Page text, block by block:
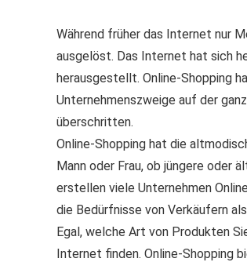
Während früher das Internet nur
ausgelöst. Das Internet hat sich
herausgestellt. Online-Shopping
Unternehmenszweige auf der
überschritten.
Online-Shopping hat die
Mann oder Frau, ob jüngere oder
erstellen viele Unternehmen
die Bedürfnisse von Verkäufern
Egal, welche Art von Produkten
Internet finden. Online-Shopping